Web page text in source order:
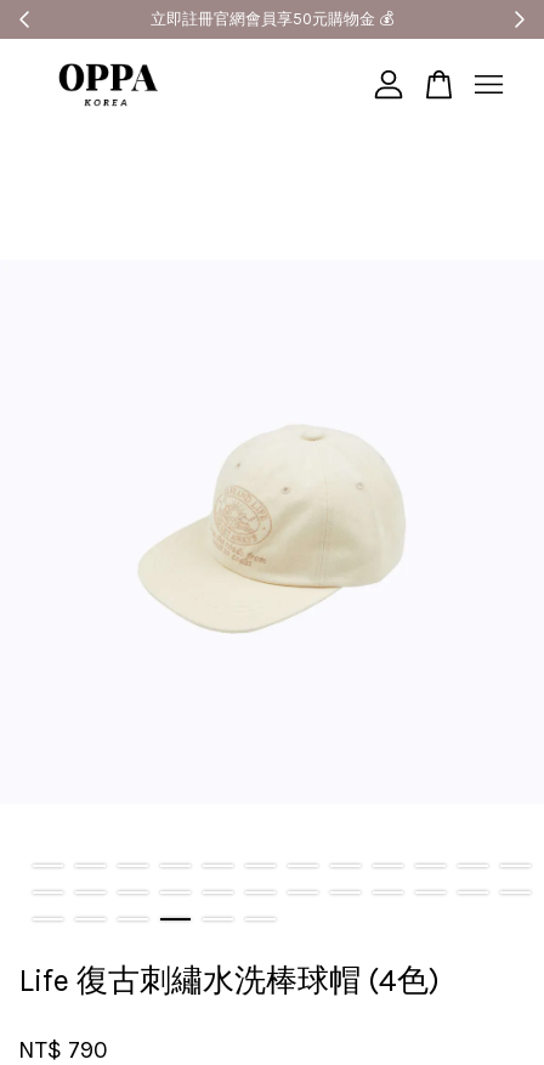
全館滿3000元超商免運 🚚
Life 復古刺繡水洗棒球帽 (4色)
NT$ 790